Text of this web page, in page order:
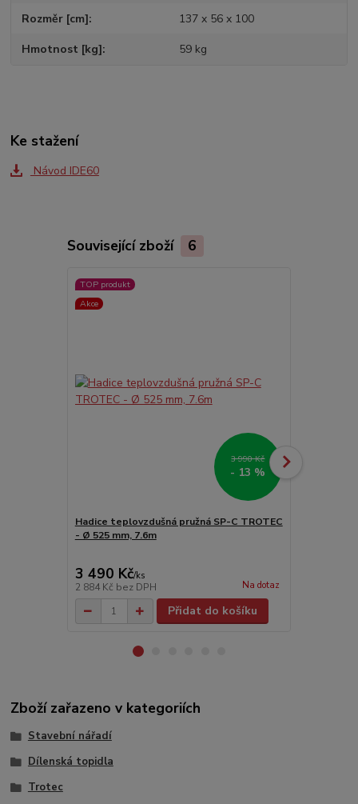
Rozměr [cm] 137 x 56 x 100
Hmotnost [kg] 59 kg
Ke stažení
Návod IDE60
Související zboží 6
TOP produkt
Akce
3 990 Kč
- 13 %
Hadice teplovzdušná pružná SP-C TROTEC
- Ø 525 mm, 7.6m
3 490 Kč/ks
2 884 Kč bez DPH Na dotaz
Přidat do košíku
Zboží zařazeno v kategoriích
Stavební nářadí
Dílenská topidla
Trotec